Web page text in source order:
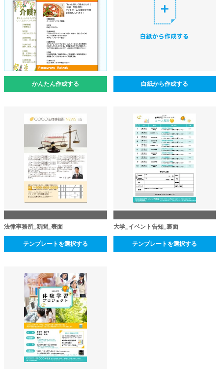
かんたん作成する 白紙から作成する
法律事務所_新聞_表面
テンプレートを選択する
大学_イベント告知_裏面
テンプレートを選択する